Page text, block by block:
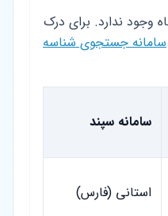
وجود ندارد. برای درک
سامانه جستجوی شناسه
سامانه سپند
استانی (فارس)